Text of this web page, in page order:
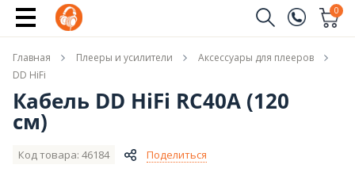
(096)
(044)
0
Имя
Телефон
Главная Плееры и усилители
Аксессуары для плееров
DD HiFi
Кабель DD HiFi RC40A (120
cм)
Код товара: 46184 Поделиться
Купить